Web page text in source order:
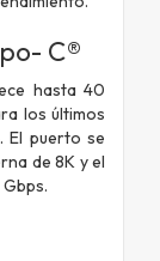
C®
hasta 40
los últimos
El puerto se
de 8K y el